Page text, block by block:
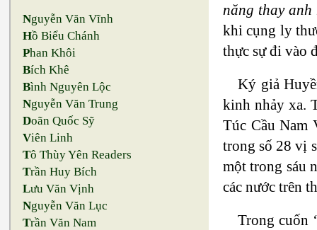
Nguyễn Văn Vĩnh
Hồ Biểu Chánh
Phan Khôi
Bích Khê
Bình Nguyên Lộc
Nguyễn Văn Trung
Doãn Quốc Sỹ
Viên Linh
Tô Thùy Yên Readers
Trần Huy Bích
Lưu Văn Vịnh
Nguyễn Văn Lục
Trần Văn Nam
năng thay
khi cụng ly
thực sự đi vào
Ký giả
kinh nhảy xa.
Túc Cầu Nam
trong số 28 vị
một trong sáu
các nước trên
Trong cuốn